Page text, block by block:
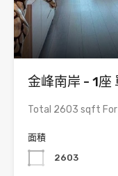
金峰南岸 - 1座
Total 2603 sqft For
面積
2603